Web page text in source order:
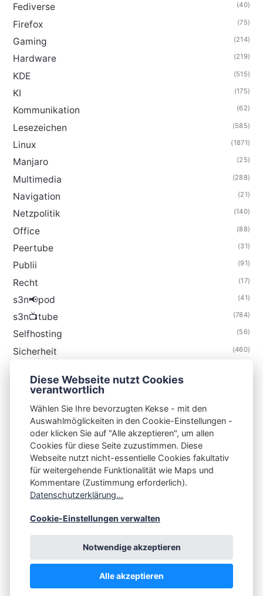
Fediverse (40)
Firefox (75)
Gaming (214)
Hardware (219)
KDE (515)
KI (175)
Kommunikation (62)
Lesezeichen (585)
Linux (1871)
Manjaro (25)
Multimedia (288)
Navigation (21)
Netzpolitik (140)
Office (88)
Peertube (31)
Publii (91)
Recht (17)
s3n📢pod (41)
s3n📺tube (784)
Selfhosting (56)
Sicherheit (460)
Thunderbird
S3N🧩NET
Integrating Open-Source Blog Network (iOSBN)
Impressum
Kontakt
💪by☕ ❤️ & Publii CMS
Diese Webseite nutzt Cookies
verantwortlich
Wählen Sie Ihre bevorzugten Kekse - mit den
Auswahlmöglickeiten in den Cookie-Einstellungen -
oder klicken Sie auf "Alle akzeptieren", um allen
Cookies für diese Seite zuzustimmen. Diese
Webseite nutzt nicht-essentielle Cookies fakultativ
für weitergehende Funktionalität wie Maps und
Kommentare (Zustimmung erforderlich).
Datenschutzerklärung...
Cookie-Einstellungen verwalten
Notwendige akzeptieren
Alle akzeptieren